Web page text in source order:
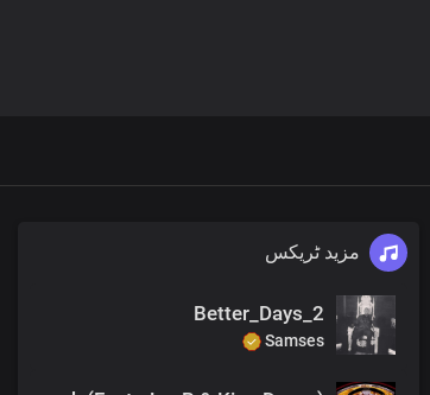
مزید ٹریکس
Better_Days_2
Samses